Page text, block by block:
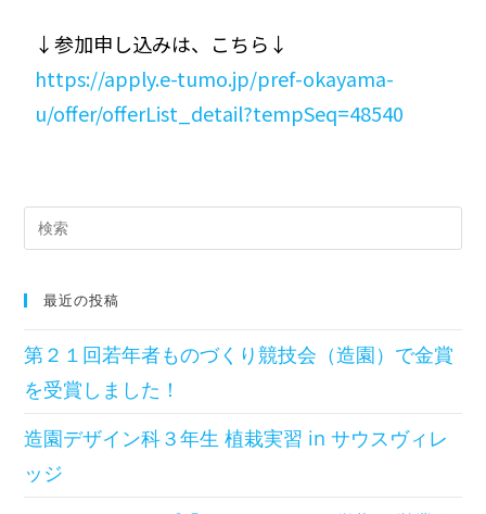
↓参加申し込みは、こちら↓
https://apply.e-tumo.jp/pref-okayama-
u/offer/offerList_detail?tempSeq=48540
最近の投稿
第２１回若年者ものづくり競技会（造園）で金賞
を受賞しました！
造園デザイン科３年生 植栽実習 in サウスヴィレ
ッジ